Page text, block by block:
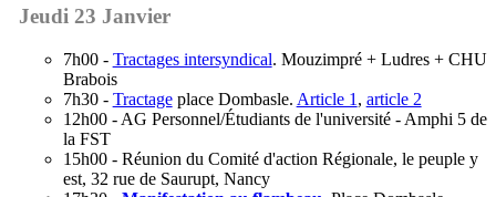
Jeudi 23 Janvier
7h00 - Tractages intersyndical. Mouzimpré + Ludres + CHU
Brabois
7h30 - Tractageplace Dombasle. Article 1 , article 2
12h00 - AG Personnel/Étudiants de l'université - Amphi 5 de
la FST
15h00 - Réunion du Comité d'action Régionale, le peuple y
est, 32 rue de Saurupt, Nancy